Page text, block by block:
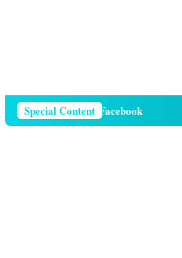
Special Content
Di Facebook Cara